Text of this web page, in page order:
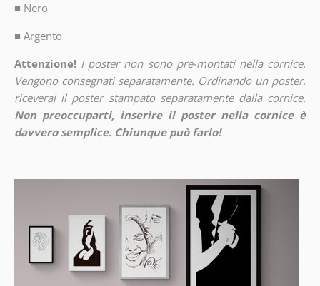
■ Nero
■ Argento
Attenzione! I poster non sono pre-montati nella cornice.
Vengono consegnati separatamente. Ordinando un poster,
riceverai il poster stampato separatamente dalla cornice.
Non preoccuparti, inserire il poster nella cornice è
davvero semplice. Chiunque può farlo!